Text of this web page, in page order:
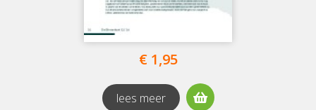
€ 1,95
lees meer